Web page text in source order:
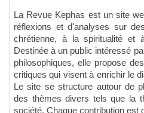
La Revue Kephas est un site
réflexions et d'analyses sur
chrétienne, à la spiritualité et
Destinée à un public intéressé
philosophiques, elle propose
critiques qui visent à enrichir le
Le site se structure autour de
des thèmes divers tels que la
société. Chaque contribution est